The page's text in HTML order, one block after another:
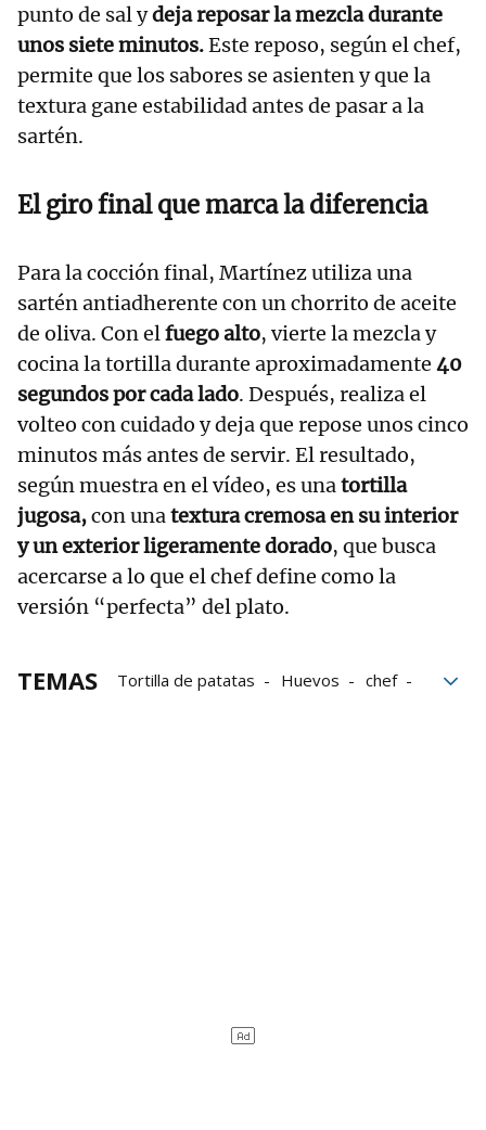
punto de sal ydeja reposar la mezcla durante
unos siete minutos.Este reposo, según el chef,
permite que los sabores se asienten y que la
textura gane estabilidad antes de pasar a la
sartén.
El giro final que marca la diferencia
Para la cocción final, Martínez utiliza una
sartén antiadherente con un chorrito de aceite
de oliva. Con elfuego alto, vierte la mezcla y
cocina la tortilla durante aproximadamente 40
segundos por cada lado. Después, realiza el
volteo con cuidado y deja que repose unos cinco
minutos más antes de servir. El resultado,
según muestra en el vídeo, es unatortilla
jugosa,con unatextura cremosa en su interior
y un exterior ligeramente dorado, que busca
acercarse a lo que el chef define como la
versión “perfecta” del plato.
TEMAS Tortilla de patatas Huevos
chef